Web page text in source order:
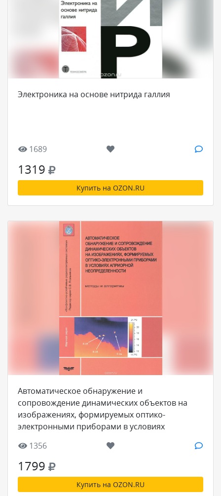
Электроника на основе нитрида галлия
1689
1319
Купить на OZON.RU
Автоматическое обнаружение и
сопровождение динамических объектов на
изображениях, формируемых оптико-
электронными приборами в условиях
алгоритмы
1356
1799
Купить на OZON.RU